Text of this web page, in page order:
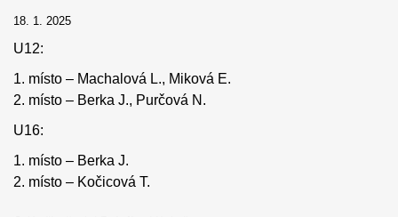
18. 1. 2025
U12:
1. místo – Machalová L., Miková E.
2. místo – Berka J., Purčová N.
U16:
1. místo – Berka J.
2. místo – Kočicová T.